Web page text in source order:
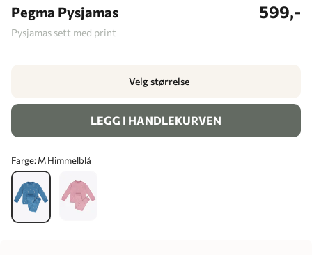
Pegma Pysjamas
Pysjamas sett med print
599,-
Velg størrelse
LEGG I HANDLEKURVEN
Farge:M Himmelblå